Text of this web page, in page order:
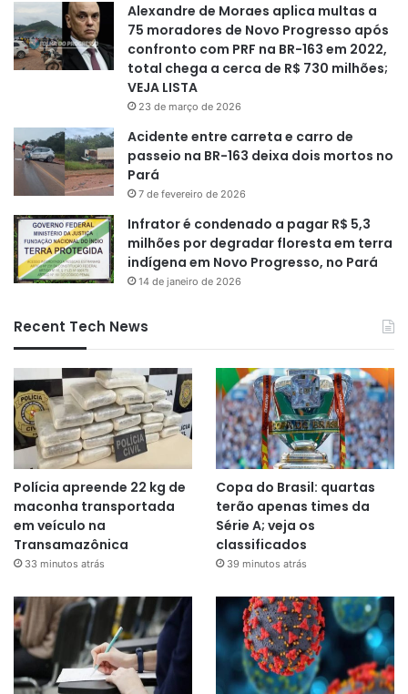
Alexandre de Moraes aplica multas a
75 moradores de Novo Progresso após
confronto com PRF na BR-163 em 2022,
total chega a cerca de R$ 730 milhões;
VEJA LISTA
23 de março de 2026
Acidente entre carreta e carro de
passeio na BR-163 deixa dois mortos no
Pará
7 de fevereiro de 2026
Infrator é condenado a pagar R$ 5,3
milhões por degradar floresta em terra
indígena em Novo Progresso, no Pará
14 de janeiro de 2026
Recent Tech News
Polícia apreende 22 kg de
maconha transportada
em veículo na
Transamazônica
33 minutos atrás
Copa do Brasil: quartas
terão apenas times da
Série A; veja os
classificados
39 minutos atrás